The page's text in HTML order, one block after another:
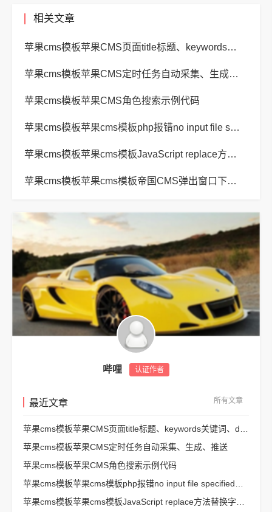
相关文章
苹果cms模板苹果CMS页面title标题、keywords关键词、description描述SEO优化
苹果cms模板苹果CMS定时任务自动采集、生成、推送
苹果cms模板苹果CMS角色搜索示例代码
苹果cms模板苹果cms模板php报错no input file specified解决方法
苹果cms模板苹果cms模板JavaScript replace方法替换字符串空格方法
苹果cms模板苹果cms模板帝国CMS弹出窗口下载方式改为点击链接直接下载教程
哔哩 认证作者
最近文章 所有文章
苹果cms模板苹果CMS定时任务自动采集、生成、推送
苹果cms模板苹果CMS角色搜索示例代码